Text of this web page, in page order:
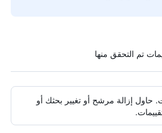
حاول إزالة مرشح أو تغيير بحثك أو